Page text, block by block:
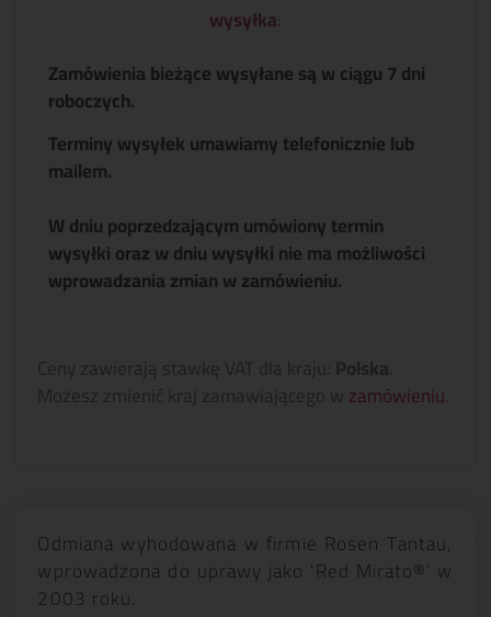
wysyłka:
Zamówienia bieżące wysyłane są w ciągu 7 dni
roboczych.
Terminy wysyłek umawiamy telefonicznie lub
mailem.
W dniu poprzedzającym umówiony termin
wysyłki oraz w dniu wysyłki nie ma możliwości
wprowadzania zmian w zamówieniu.
Ceny zawierają stawkę VAT dla kraju: Polska
Możesz zmienić kraj zamawiającego wzamówieniu
Odmiana wyhodowana w firmie Rosen Tantau,
wprowadzona do uprawy jako 'Red Mirato®’ w
2003 roku.